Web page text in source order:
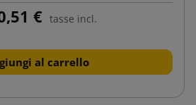
€ tasse incl.
al carrello